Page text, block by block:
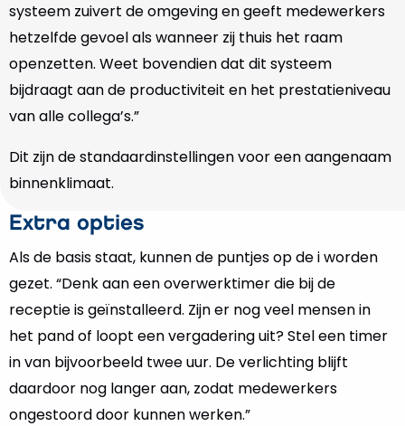
systeem zuivert de omgeving en geeft medewerkers
hetzelfde gevoel als wanneer zij thuis het raam
openzetten. Weet bovendien dat dit systeem
bijdraagt aan de productiviteit en het prestatieniveau
van alle collega’s.”
Dit zijn de standaardinstellingen voor een aangenaam
binnenklimaat.
Extra opties
Als de basis staat, kunnen de puntjes op de i worden
gezet. “Denk aan een overwerktimer die bij de
receptie is geïnstalleerd. Zijn er nog veel mensen in
het pand of loopt een vergadering uit? Stel een timer
in van bijvoorbeeld twee uur. De verlichting blijft
daardoor nog langer aan, zodat medewerkers
ongestoord door kunnen werken.”